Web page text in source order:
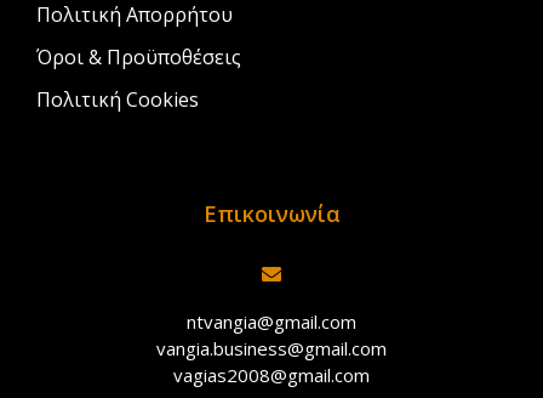
Πολιτική Απορρήτου
Όροι & Προϋποθέσεις
Πολιτική Cookies
Επικοινωνία
ntvangia@gmail.com
vangia.business@gmail.com
vagias2008@gmail.com